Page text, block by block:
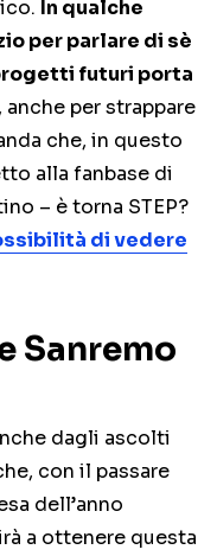
In qualche
per parlare di sè
futuri porta
per strappare
che, in questo
alla fanbase di
– è torna STEP?
di vedere
Sanremo
dagli ascolti
con il passare
dell’anno
a ottenere questa